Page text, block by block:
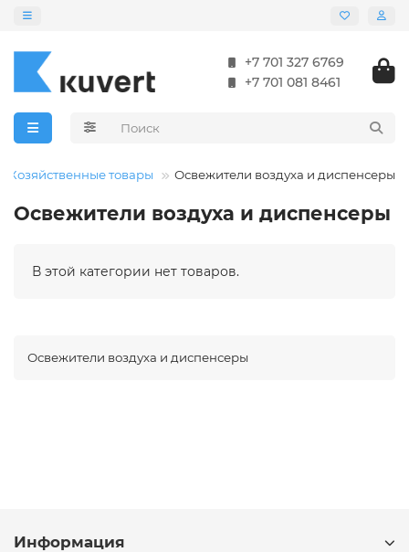
+7 701 327 6769
+7 701 081 8461
Хозяйственные товары Освежители воздуха и диспенсеры
Освежители воздуха и диспенсеры
В этой категории нет товаров.
Освежители воздуха и диспенсеры
Информация